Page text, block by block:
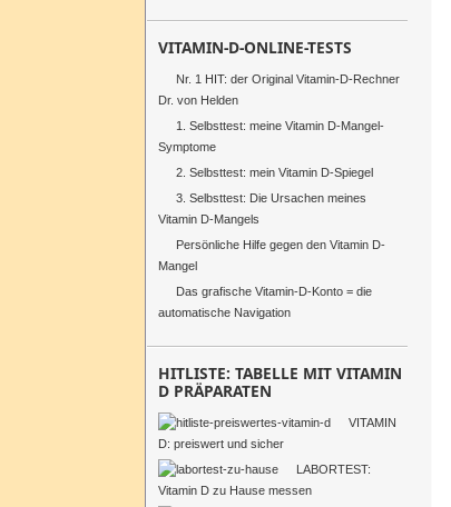
VITAMIN-D-ONLINE-TESTS
Nr. 1 HIT: der Original Vitamin-D-Rechner
Dr. von Helden
1. Selbsttest: meine Vitamin D-Mangel-
Symptome
2. Selbsttest: mein Vitamin D-Spiegel
3. Selbsttest: Die Ursachen meines
Vitamin D-Mangels
Persönliche Hilfe gegen den Vitamin D-
Mangel
Das grafische Vitamin-D-Konto = die
automatische Navigation
HITLISTE: TABELLE MIT VITAMIN
D PRÄPARATEN
VITAMIN
D: preiswert und sicher
LABORTEST:
Vitamin D zu Hause messen